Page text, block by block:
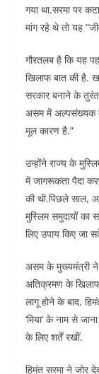
गया था.सरमा पर
मांग रहे थे तो यह
गौरतलब है कि यह
खिलाफ बात की है.
सरकार बनाने के
असम में अल्पसंख्यक
मूल कारण है.”
उन्होंने राज्य के
में जागरूकता पैदा
की थी.पिछले साल,
मुस्लिम समुदायों का
लिए उपाय किए जा
असम के मुख्यमंत्री ने
अतिक्रमण के खिलाफ
लागू होने के बाद,
‘मिया’ के नाम से
के लिए शर्तें रखीं.
हिमंत सरमा ने जोर